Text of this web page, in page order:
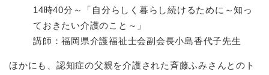
14時40分～「自分らしく暮らし続けるために～知っ
ておきたい介護のこと～」
講師：福岡県介護福祉士会副会長小島香代子先生
ほかにも、認知症の父親を介護された斉藤ふみさんとのト